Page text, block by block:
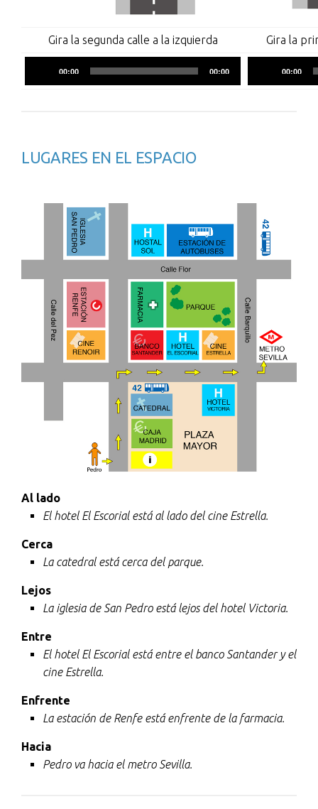
Gira la segunda calle a la izquierda
Gira la
Reproductor
de
00:00 00:00 00:00
LUGARES EN EL ESPACIO
Al lado
El hotel El Escorial está al lado del cine Estrella.
Cerca
La catedral está cerca del parque.
Lejos
La iglesia de San Pedro está lejos del hotel Victoria.
Entre
El hotel El Escorial está entre el banco Santander y el
cine Estrella.
Enfrente
La estación de Renfe está enfrente de la farmacia.
Hacia
Pedro va hacia el metro Sevilla.